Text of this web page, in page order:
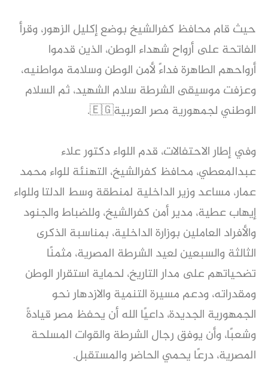
حيث قام محافظ كفرالشيخ بوضع إكليل الزهور، وقرأ
الفاتحة على أرواح شهداء الوطن، الذين قدموا
أرواحهم الطاهرة فداءً لأمن الوطن وسلامة مواطنيه،
وعزفت موسيقى الشرطة سلام الشهيد، ثم السلام
الوطني لجمهورية مصر العربية🇪🇬.
وفي إطار الاحتفالات، قدم اللواء دكتور علاء
عبدالمعطي، محافظ كفرالشيخ، التهنئة للواء محمد
عمار، مساعد وزير الداخلية لمنطقة وسط الدلتا وللواء
إيهاب عطية، مدير أمن كفرالشيخ، وللضباط والجنود
والأفراد العاملين بوزارة الداخلية، بمناسبة الذكرى
الثالثة والسبعين لعيد الشرطة المصرية، مثمنًا
تضحياتهم على مدار التاريخ، لحماية استقرار الوطن
ومقدراته، ودعم مسيرة التنمية والازدهار نحو
الجمهورية الجديدة، داعيًا الله أن يحفظ مصر قيادةً
وشعبًا، وأن يوفق رجال الشرطة والقوات المسلحة
المصرية، درعًا يحمي الحاضر والمستقبل.